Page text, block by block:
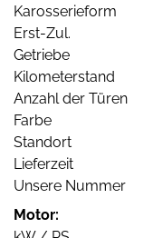
Karosserieform
Erst-Zul.
Getriebe
Kilometerstand
Anzahl der Türen
Farbe
Standort
Lieferzeit
Unsere Nummer
Motor: